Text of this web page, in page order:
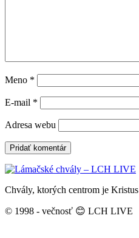
Meno *
E-mail *
Adresa webu
Chvály, ktorých centrom je Kristus
© 1998 - večnosť 😊 LCH LIVE